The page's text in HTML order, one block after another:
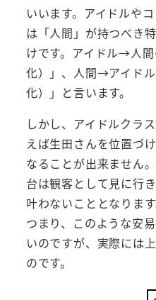
いいます。アイドルや
は「人間」が持つべき
けです。アイドル→人
化）」、人間→アイド
化）」と言います。
しかし、アイドルクラ
えば生田さんを位置づ
なることが出来ません
台は観客として見に行
叶わないこととなります
つまり、このような安
いのですが、実際には
のです。